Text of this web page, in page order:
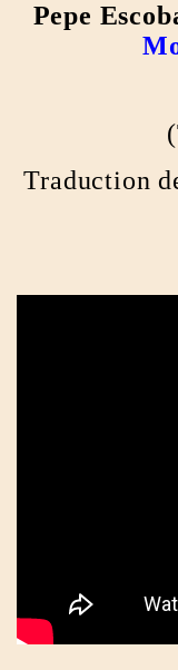
Pepe
Traduction